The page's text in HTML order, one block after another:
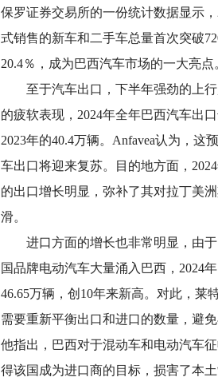
保罗证券交易所的一份统计数据显示
式销售的新车和二手车总量首次突破
20.4％，成为巴西汽车市场的一大亮点
至于汽车出口，下半年强劲的上行
的疲软表现，2024年全年巴西汽车出
2023年的40.4万辆。Anfavea认为，这
车出口将迎来复苏。目的地方面，
的出口增长明显，弥补了其对拉丁美
滑。
进口方面的增长也非常明显，由于
国品牌电动汽车大量涌入巴西，2024
46.65万辆，创10年来新高。对此，莱
需要重新平衡出口和进口的数量，避
他指出，巴西对于混动车和电动汽车
得该国成为进口商的目标，损害了本